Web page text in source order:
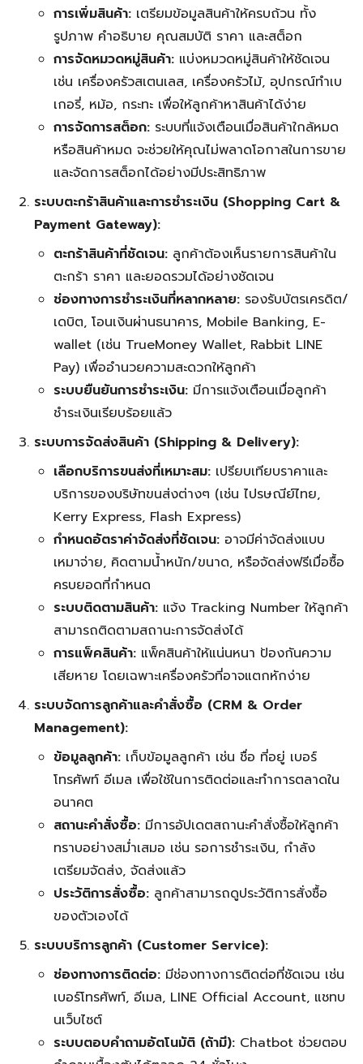
Search
for:
Search
การเพิ่มสินค้า:เตรียมข้อมูลสินค้าให้ครบถ้วน ทั้ง
รูปภาพ คำอธิบาย คุณสมบัติ ราคา และสต็อก
การจัดหมวดหมู่สินค้า:แบ่งหมวดหมู่สินค้าให้ชัดเจน
เช่น เครื่องครัวสเตนเลส, เครื่องครัวไม้, อุปกรณ์ทำเบ
เกอรี่, หม้อ, กระทะ เพื่อให้ลูกค้าหาสินค้าได้ง่าย
การจัดการสต็อก:ระบบที่แจ้งเตือนเมื่อสินค้าใกล้หมด
หรือสินค้าหมด จะช่วยให้คุณไม่พลาดโอกาสในการขาย
และจัดการสต็อกได้อย่างมีประสิทธิภาพ
ระบบตะกร้าสินค้าและการชำระเงิน (Shopping Cart &
Payment Gateway):
ตะกร้าสินค้าที่ชัดเจน:ลูกค้าต้องเห็นรายการสินค้าใน
ตะกร้า ราคา และยอดรวมได้อย่างชัดเจน
ช่องทางการชำระเงินที่หลากหลาย:รองรับบัตรเครดิต/
เดบิต, โอนเงินผ่านธนาคาร, Mobile Banking, E-
wallet (เช่น TrueMoney Wallet, Rabbit LINE
Pay) เพื่ออำนวยความสะดวกให้ลูกค้า
ระบบยืนยันการชำระเงิน:มีการแจ้งเตือนเมื่อลูกค้า
ชำระเงินเรียบร้อยแล้ว
ระบบการจัดส่งสินค้า (Shipping & Delivery):
เลือกบริการขนส่งที่เหมาะสม:เปรียบเทียบราคาและ
บริการของบริษัทขนส่งต่างๆ (เช่น ไปรษณีย์ไทย,
Kerry Express, Flash Express)
กำหนดอัตราค่าจัดส่งที่ชัดเจน:อาจมีค่าจัดส่งแบบ
เหมาจ่าย, คิดตามน้ำหนัก/ขนาด, หรือจัดส่งฟรีเมื่อซื้อ
ครบยอดที่กำหนด
ระบบติดตามสินค้า:แจ้ง Tracking Number ให้ลูกค้า
สามารถติดตามสถานะการจัดส่งได้
การแพ็คสินค้า:แพ็คสินค้าให้แน่นหนา ป้องกันความ
เสียหาย โดยเฉพาะเครื่องครัวที่อาจแตกหักง่าย
ระบบจัดการลูกค้าและคำสั่งซื้อ (CRM & Order
Management):
ข้อมูลลูกค้า:เก็บข้อมูลลูกค้า เช่น ชื่อ ที่อยู่ เบอร์
โทรศัพท์ อีเมล เพื่อใช้ในการติดต่อและทำการตลาดใน
อนาคต
สถานะคำสั่งซื้อ:มีการอัปเดตสถานะคำสั่งซื้อให้ลูกค้า
ทราบอย่างสม่ำเสมอ เช่น รอการชำระเงิน, กำลัง
เตรียมจัดส่ง, จัดส่งแล้ว
ประวัติการสั่งซื้อ:ลูกค้าสามารถดูประวัติการสั่งซื้อ
ของตัวเองได้
ระบบบริการลูกค้า (Customer Service):
ช่องทางการติดต่อ:มีช่องทางการติดต่อที่ชัดเจน เช่น
เบอร์โทรศัพท์, อีเมล, LINE Official Account, แชทบ
นเว็บไซต์
ระบบตอบคำถามอัตโนมัติ (ถ้ามี):Chatbot ช่วยตอบ